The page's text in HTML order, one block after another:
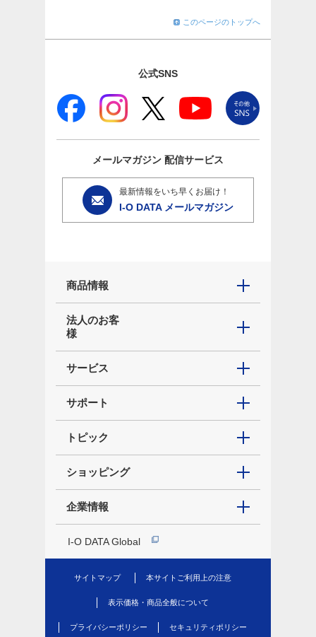
このページのトップへ
公式SNS
メールマガジン 配信サービス
最新情報をいち早くお届け！
I-O DATA メールマガジン
商品情報
法人のお客
様
サービス
サポート
トピック
ショッピング
企業情報
I-O DATA Global
サイトマップ 本サイトご利用上の注意
表示価格・商品全般について
プライバシーポリシー セキュリティポリシー